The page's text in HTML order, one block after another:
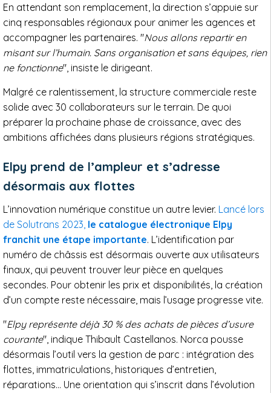
En attendant son remplacement, la direction s’appuie sur
cinq responsables régionaux pour animer les agences et
accompagner les partenaires. "Nous allons repartir en
misant sur l’humain. Sans organisation et sans équipes, rien
ne fonctionne", insiste le dirigeant.
Malgré ce ralentissement, la structure commerciale reste
solide avec 30 collaborateurs sur le terrain. De quoi
préparer la prochaine phase de croissance, avec des
ambitions affichées dans plusieurs régions stratégiques.
Elpy prend de l’ampleur et s’adresse
désormais aux flottes
L’innovation numérique constitue un autre levier. Lancé lors
de Solutrans 2023, le catalogue électronique Elpy
franchit une étape importante. L’identification par
numéro de châssis est désormais ouverte aux utilisateurs
finaux, qui peuvent trouver leur pièce en quelques
secondes. Pour obtenir les prix et disponibilités, la création
d’un compte reste nécessaire, mais l’usage progresse vite.
"Elpy représente déjà 30 % des achats de pièces d’usure
courante", indique Thibault Castellanos. Norca pousse
désormais l’outil vers la gestion de parc : intégration des
flottes, immatriculations, historiques d’entretien,
réparations… Une orientation qui s’inscrit dans l’évolution